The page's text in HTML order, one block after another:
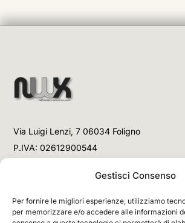
Gestisci Consenso
Per fornire le migliori esperienze, utilizziamo
per memorizzare e/o accedere alle informazioni
Via Luigi Lenzi, 7 06034 Foligno
P.IVA: 02612900544
+39 3477853708 (Chiamata)